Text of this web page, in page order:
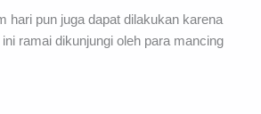
hari pun juga dapat dilakukan karena
ramai dikunjungi oleh para mancing